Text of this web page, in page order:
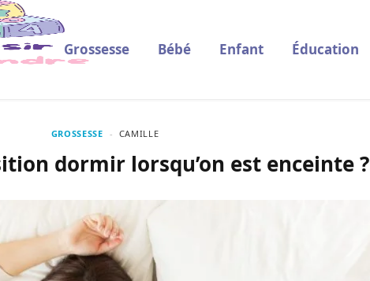
Grossesse Bébé Enfant Éducation
GROSSESSE CAMILLE
dormir lorsqu’on est enceinte ?